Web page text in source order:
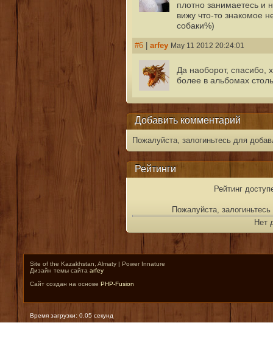
плотно занимаетесь и
вижу что-то знакомое
собаки%)
#6| arfey May 11 2012 20:24:01
Да наоборот, спасибо,
более в альбомах
Добавить комментарий
Пожалуйста, залогиньтесь для
Рейтинги
Рейтинг
Пожалуйста,
Нет
Site of the Kazakhstan, Almaty | Power Innature
Дизайн темы сайта arfey
Сайт создан на основе PHP-Fusion
Время загрузки: 0.05 секунд